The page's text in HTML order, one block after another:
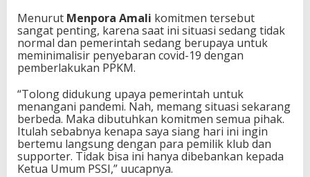
e
r
P
a
h
i
P
r
o
k
e
Menurut Menpora Amali komitmen tersebut
sangat penting, karena saat ini situasi sedang tidak
normal dan pemerintah sedang berupaya untuk
meminimalisir penyebaran covid-19 dengan
pemberlakukan PPKM.
“Tolong didukung upaya pemerintah untuk
menangani pandemi. Nah, memang situasi sekarang
berbeda. Maka dibutuhkan komitmen semua pihak.
Itulah sebabnya kenapa saya siang hari ini ingin
bertemu langsung dengan para pemilik klub dan
supporter. Tidak bisa ini hanya dibebankan kepada
Ketua Umum PSSI,” uucapnya.